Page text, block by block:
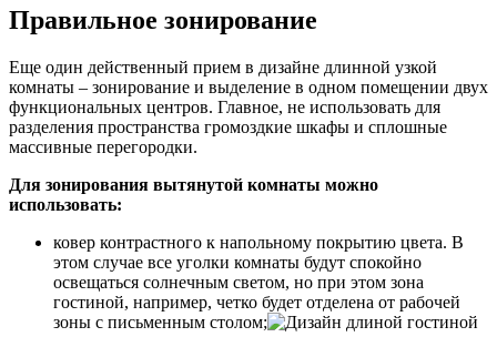
Правильное зонирование
Еще один действенный прием в дизайне длинной узкой
комнаты – зонирование и выделение в одном помещении двух
функциональных центров. Главное, не использовать для
разделения пространства громоздкие шкафы и сплошные
массивные перегородки.
Для зонирования вытянутой комнаты можно
использовать:
ковер контрастного к напольному покрытию цвета. В
этом случае все уголки комнаты будут спокойно
освещаться солнечным светом, но при этом зона
гостиной, например, четко будет отделена от рабочей
зоны с письменным столом;